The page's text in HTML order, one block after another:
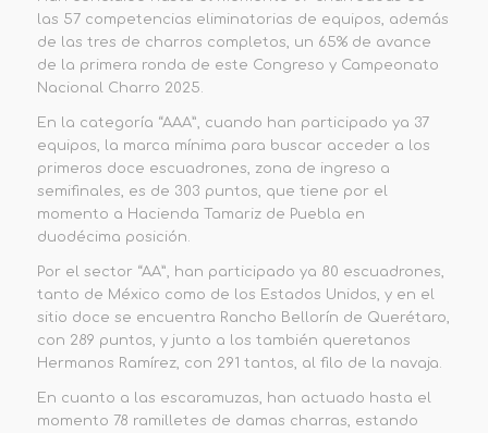
las 57 competencias eliminatorias de equipos, además
de las tres de charros completos, un 65% de avance
de la primera ronda de este Congreso y Campeonato
Nacional Charro 2025.
En la categoría “AAA”, cuando han participado ya 37
equipos, la marca mínima para buscar acceder a los
primeros doce escuadrones, zona de ingreso a
semifinales, es de 303 puntos, que tiene por el
momento a Hacienda Tamariz de Puebla en
duodécima posición.
Por el sector “AA”, han participado ya 80 escuadrones,
tanto de México como de los Estados Unidos, y en el
sitio doce se encuentra Rancho Bellorín de Querétaro,
con 289 puntos, y junto a los también queretanos
Hermanos Ramírez, con 291 tantos, al filo de la navaja.
En cuanto a las escaramuzas, han actuado hasta el
momento 78 ramilletes de damas charras, estando